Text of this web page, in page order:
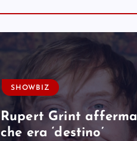
SHOWBIZ
Rupert Grint afferma
che era ‘destino’